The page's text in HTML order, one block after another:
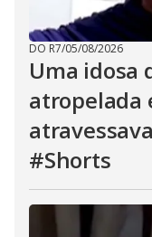
DO R7/05/08/2026
Uma idosa
atropelada
#Shorts